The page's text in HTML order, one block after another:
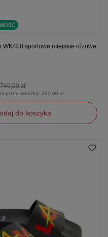
WK400 sportowe miejskie różowe
749,00 zł
przed obniżką: 320,00 zł
do koszyka